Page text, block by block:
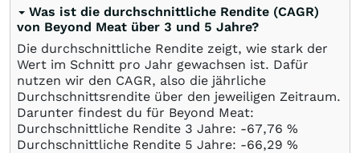
Was ist die durchschnittliche Rendite (CAGR)
von Beyond Meat über 3 und 5 Jahre?
Die durchschnittliche Rendite zeigt, wie stark der
Wert im Schnitt pro Jahr gewachsen ist. Dafür
nutzen wir den CAGR, also die jährliche
Durchschnittsrendite über den jeweiligen Zeitraum.
Darunter findest du für Beyond Meat:
Durchschnittliche Rendite 3 Jahre: -67,76 %
Durchschnittliche Rendite 5 Jahre: -66,29 %